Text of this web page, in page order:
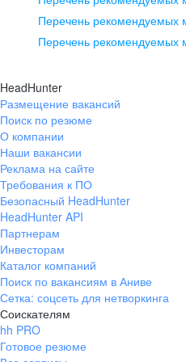
pr@ural.hh.ru
помещение 21
+7 383 207-94-64
pr@nsk.hh.ru
Перечень рекомендуемых
Перечень рекомендуемых
HeadHunter
Размещение вакансий
Поиск по резюме
О компании
Наши вакансии
Реклама на сайте
Требования к ПО
Безопасный HeadHunter
HeadHunter API
Партнерам
Инвесторам
Каталог компаний
Поиск по вакансиям в Аниве
Сетка: соцсеть для нетворкинга
Соискателям
hh PRO
Готовое резюме